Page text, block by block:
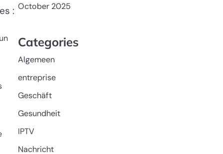
: October 2025
Categories
Algemeen
entreprise
Geschäft
Gesundheit
IPTV
Nachricht